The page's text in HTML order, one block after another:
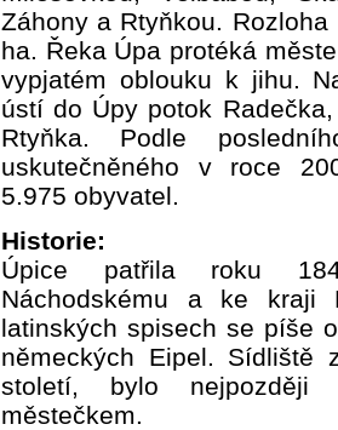
Záhony a Rtyňkou.
ha. Řeka Úpa protéká
vypjatém oblouku k jihu.
ústí do Úpy potok
Rtyňka. Podle
uskutečněného v roce
5.975 obyvatel.
Historie:
Úpice patřila roku
Náchodskému a ke kraji
latinských spisech se píše
německých Eipel. Sídliště
století, bylo
městečkem.